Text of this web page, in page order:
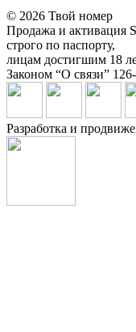
© 2026 Твой номер
Продажа и активация
строго по паспорту,
лицам достигшим 18
Законом “О связи”
Разработка и